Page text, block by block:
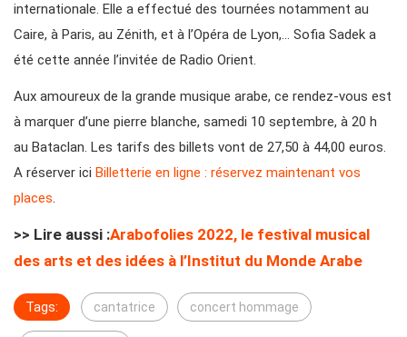
internationale. Elle a effectué des tournées notamment au
Caire, à Paris, au Zénith, et à l’Opéra de Lyon,… Sofia Sadek a
été cette année l’invitée de Radio Orient.
Aux amoureux de la grande musique arabe, ce rendez-vous est
à marquer d’une pierre blanche, samedi 10 septembre, à 20 h
au Bataclan. Les tarifs des billets vont de 27,50 à 44,00 euros.
A réserver ici Billetterie en ligne : réservez maintenant vos
places.
>> Lire aussi :Arabofolies 2022, le festival musical
des arts et des idées à l’Institut du Monde Arabe
Tags: cantatrice concert hommage